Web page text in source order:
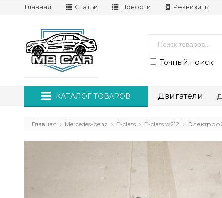
Главная Статьи Новости Реквизиты
Точный поиск
КАТАЛОГ ТОВАРОВ Двигатели:
Главная Mercedes-benz E-class E-class w212